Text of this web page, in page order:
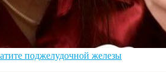
поджелудочной железы